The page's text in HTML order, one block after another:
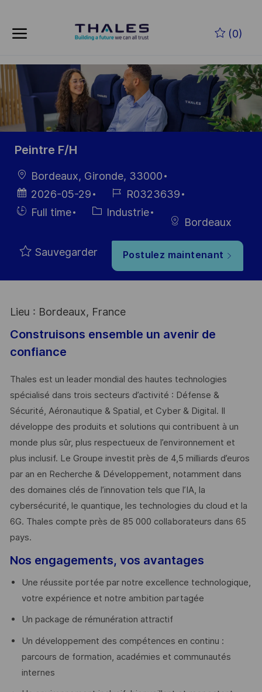
(0)
-
Peintre F/H
localisation
Bordeaux, Gironde, 33000
Date
d’affichage
2026-05-29
Référence
du poste
R0323639
HiringFull time Catégorie
Industrie
Bordeaux
Sauvegarder Postulez maintenant
Lieu : Bordeaux, France
Construisons ensemble un avenir de
confiance
Thales est un leader mondial des hautes technologies
spécialisé dans trois secteurs d’activité : Défense &
Sécurité, Aéronautique & Spatial, et Cyber & Digital. Il
développe des produits et solutions qui contribuent à un
monde plus sûr, plus respectueux de l’environnement et
plus inclusif. Le Groupe investit près de 4,5 milliards d’euros
par an en Recherche & Développement, notamment dans
des domaines clés de l’innovation tels que l’IA, la
cybersécurité, le quantique, les technologies du cloud et la
6G. Thales compte près de 85 000 collaborateurs dans 65
pays. ​
Nos engagements, vos avantages
Une réussite portée par notre excellence technologique,
votre expérience et notre ambition partagée
Un package de rémunération attractif
Un développement des compétences en continu :
parcours de formation, académies et communautés
internes